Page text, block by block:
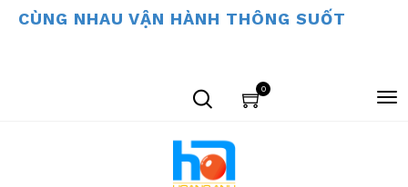
CÙNG NHAU VẬN HÀNH THÔNG SUỐT
0